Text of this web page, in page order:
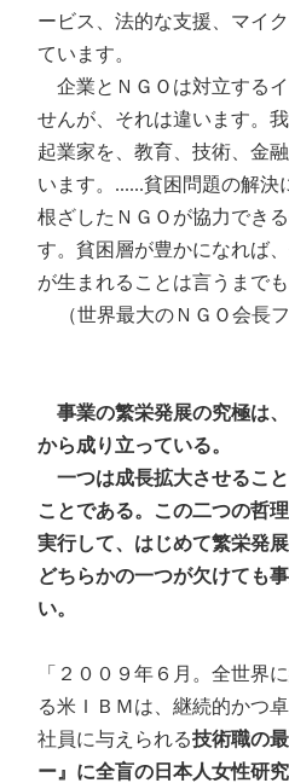
ービス、法的な支援、マイ
ています。
企業とＮＧＯは対立する
せんが、それは違います。
起業家を、教育、技術、金
います。......貧困問題の解決
根ざしたＮＧＯが協力でき
す。貧困層が豊かになれば
が生まれることは言うまでも
（世界最大のＮＧＯ会長
事業の繁栄発展の究極は
から成り立っている。
一つは成長拡大させるこ
ことである。この二つの哲
実行して、はじめて繁栄発
どちらかの一つが欠けても
い。
「２００９年６月。全世界
る米ＩＢＭは、継続的かつ
社員に与えられる技術職の
ー』に全盲の日本人女性研